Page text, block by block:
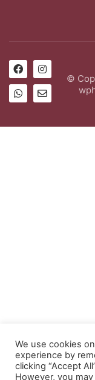
©
We use cookies
experience by
clicking “Accept
However, you